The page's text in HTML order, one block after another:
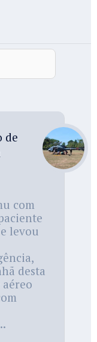
de
com
levou
desta